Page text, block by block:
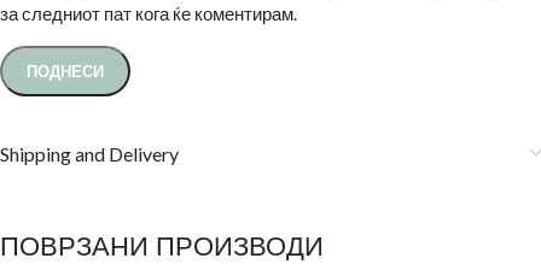
за следниот пат кога ќе коментирам.
Shipping and Delivery
ПОВРЗАНИ ПРОИЗВОДИ